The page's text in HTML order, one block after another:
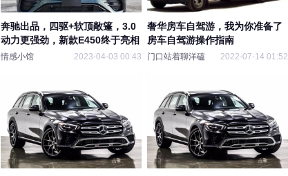
奔驰出品，四驱+软顶敞篷，3.0
动力更强劲，新款E450终于亮相
情感小馆 2023-04-03 00:43
奢华房车自驾游，我为你准备了
房车自驾游操作指南
门口站着聊洋磕 2022-07-14 01:52